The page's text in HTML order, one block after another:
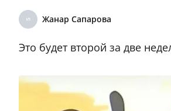
Жанар Сапарова
Это будет второй за две